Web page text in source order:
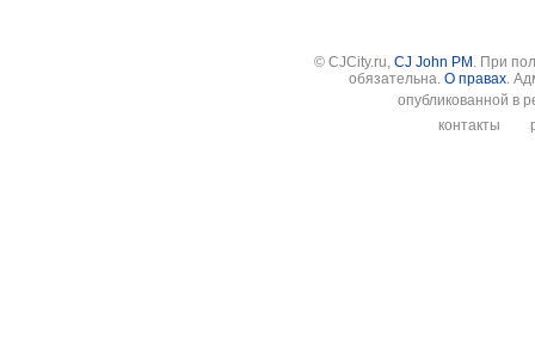
© CJCity.ru, CJ John PM . При
обязательна. О правах.
опубликованной в
контакты